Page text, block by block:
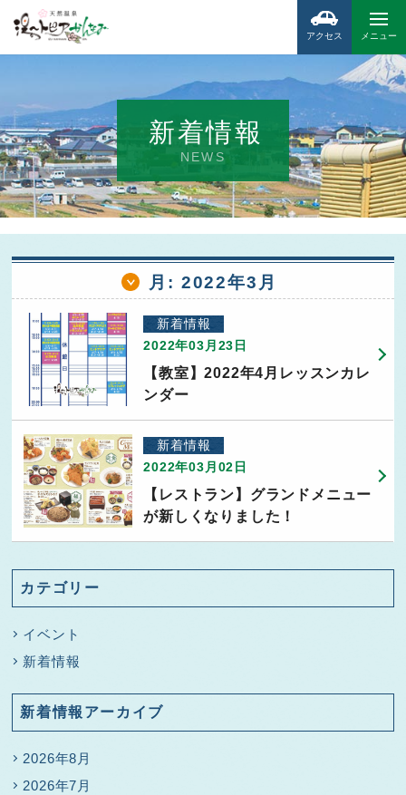
メニュー
アクセス
新着情報
NEWS
月: 2022年3月
新着情報
2022年03月23日
【教室】2022年4月レッスンカレ
ンダー
新着情報
2022年03月02日
【レストラン】グランドメニュー
が新しくなりました！
カテゴリー
イベント
新着情報
新着情報アーカイブ
2026年8月
2026年7月